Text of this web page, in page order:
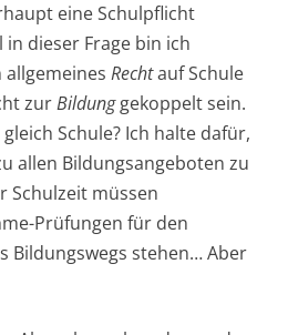
eine Schulpflicht
dieser Frage bin ich
allgemeines Rechtauf Schule
zurBildunggekoppelt sein.
Schule? Ich halte dafür,
allen Bildungsangeboten zu
Schulzeit müssen
Prüfungen für den
Bildungswegs stehen… Aber